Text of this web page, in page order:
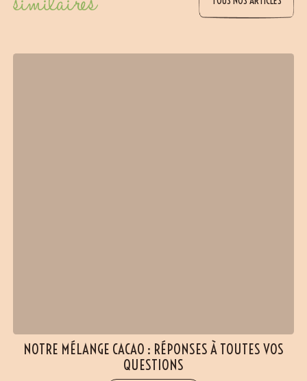
NOTRE MÉLANGE CACAO : RÉPONSES À TOUTES VOS
QUESTIONS